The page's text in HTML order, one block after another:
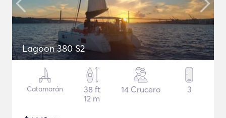
Lagoon 380 S2
Catamarán
38 ft
12 m
14 Crucero 3